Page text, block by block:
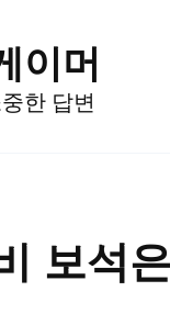
이머
한 답변
보석